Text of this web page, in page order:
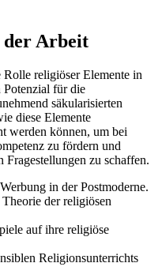
der Arbeit
religiöser Elemente in
Potenzial für die
säkularisierten
diese Elemente
werden können, um bei
zu fördern und
zu schaffen.
in der Postmoderne.
der religiösen
auf ihre religiöse
Religionsunterrichts